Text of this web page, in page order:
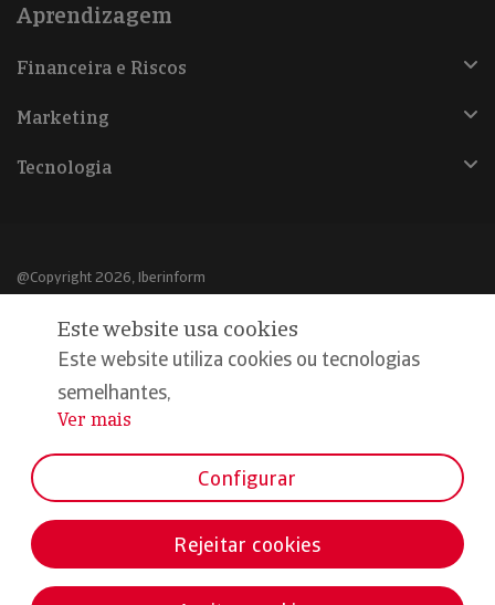
Aprendizagem
Financeira e Riscos
Marketing
Tecnologia
@Copyright 2026, Iberinform
Aviso legal
Política de cookies
Declaração de privacidade
Este website usa cookies
Este website utiliza cookies ou tecnologias
semelhantes,
...
Ver mais
Configurar
Rejeitar cookies